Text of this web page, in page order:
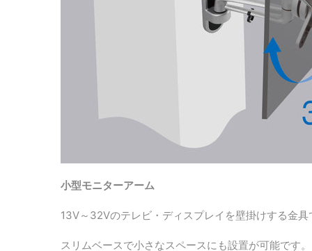
小型モニターアーム
13V～32Vのテレビ・ディスプレイを壁掛けする金具
スリムベースで小さなスペースにも設置が可能です。